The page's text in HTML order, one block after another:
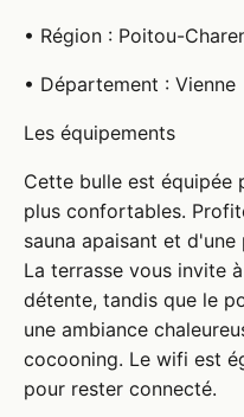
• Région : Poitou-
• Département : Vienne
Les équipements
Cette bulle est équipée
plus confortables.
sauna apaisant et
La terrasse vous invite
détente, tandis que le
une ambiance
cocooning. Le wifi est
pour rester connecté.